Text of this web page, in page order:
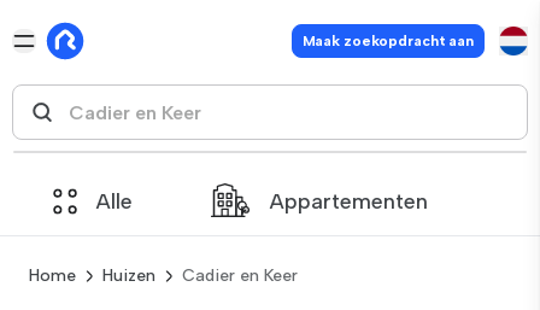
Maak zoekopdracht aan
Alle Appartementen
Home Huizen Cadier en Keer